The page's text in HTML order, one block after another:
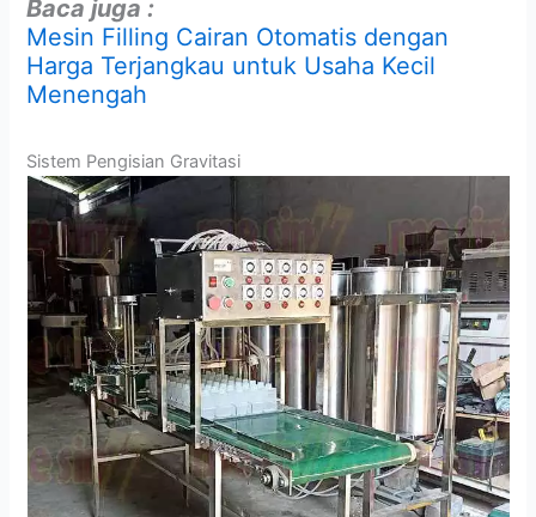
Baca juga :
Mesin Filling Cairan Otomatis dengan
Harga Terjangkau untuk Usaha Kecil
Menengah
Sistem Pengisian Gravitasi